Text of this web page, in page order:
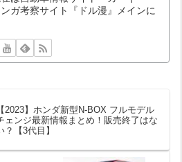
ガ考察サイト『ドル漫』メインに
【2023】ホンダ新型N-BOX フルモデル
ェンジ最新情報まとめ！販売終了はな
？【3代目】